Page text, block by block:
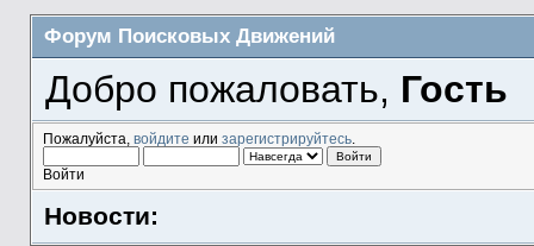
Форум Поисковых Движений
Добро пожаловать, Гость
Пожалуйста, войдите или зарегистрируйтесь.
Войти
Новости: